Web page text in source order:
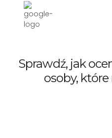
Sprawdź, jak
osoby, które